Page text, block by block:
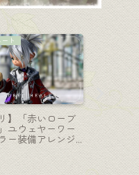
女・白魔道士の
オリゾン』シリ
フェル女子Ver.）
【ミラ